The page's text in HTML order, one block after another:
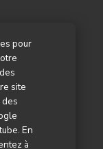
pour
site
En
à